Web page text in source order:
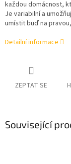
každou domácnost,
Je variabilní a
umístit buď na
Detailní informace
ZEPTAT SE
Související